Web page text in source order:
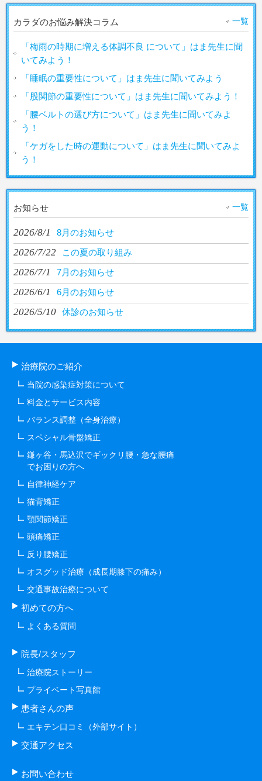
カラダのお悩み解決コラム 一覧
「梅雨の時期に増える体調不良 について」はま先生に聞
いてみよう！
「睡眠の重要性について」はま先生に聞いてみよう
「股関節の重要性について」はま先生に聞いてみよう！
「腰ベルトの選び方について」はま先生に聞いてみよ
う！
「ケガをした時の運動について」はま先生に聞いてみよ
う！
お知らせ 一覧
2026/8/1 8月のお知らせ
2026/7/22 この夏の取り組み
2026/7/1 7月のお知らせ
2026/6/1 6月のお知らせ
2026/5/10 休診のお知らせ
治療院のご紹介
当院の感染症対策について
料金とサービス内容
バランス調整（全身治療）
スペシャル骨盤矯正
鎌ヶ谷・馬込沢でギックリ腰・急な腰痛
でお困りの方へ
自律神経ケア
猫背矯正
顎関節矯正
頭痛矯正
反り腰矯正
オスグッド治療（成長期膝下の痛み）
交通事故治療について
初めての方へ
よくある質問
院長/スタッフ
治療院ストーリー
プライベート写真館
患者さんの声
エキテン口コミ（外部サイト）
交通アクセス
お問い合わせ